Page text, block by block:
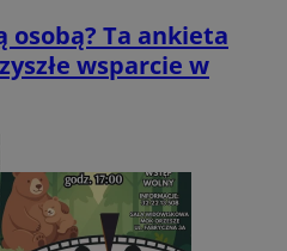
osobą? Ta ankieta
wsparcie w